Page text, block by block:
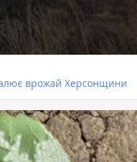
врожай Херсонщини